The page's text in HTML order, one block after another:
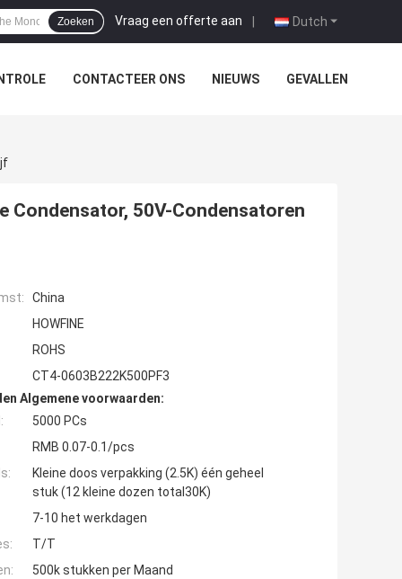
Dutch
Vraag een offerte aan |
Zoeken
CONTACTEER ONS NIEUWS GEVALLEN
Condensator, 50V-Condensatoren
China
HOWFINE
ROHS
CT4-0603B222K500PF3
Algemene voorwaarden:
5000 PCs
RMB 0.07-0.1/pcs
Kleine doos verpakking (2.5K) één geheel
stuk (12 kleine dozen total30K)
7-10 het werkdagen
T/T
500k stukken per Maand